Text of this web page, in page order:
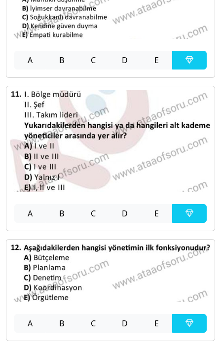
A B C D E
A B C D E
A B C D E